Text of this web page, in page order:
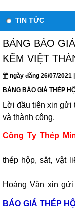
TIN TỨC
BẢNG BÁO
KẼM VIỆT
ngày đăng 26/07/2021 |
BẢNG BÁO GIÁ THÉP
Lời đầu tiên xin gửi
và thành công.
Công Ty Thép
thép hộp, sắt, vật
Hoàng Vân xin
BÁO GIÁ THÉP